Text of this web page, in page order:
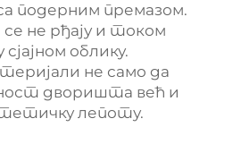
подерним премазом.
не рђају и током
облику.
не само да
дворишта већ и
лепоту.